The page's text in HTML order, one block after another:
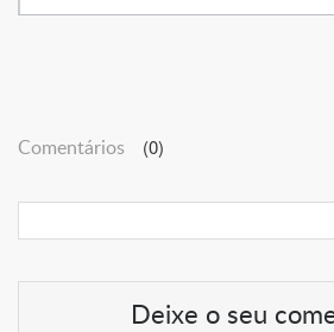
Comentários (0)
Deixe o seu